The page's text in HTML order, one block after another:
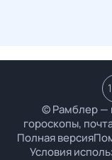
© Рамблер —
гороскопы,
Полная версия
Условия